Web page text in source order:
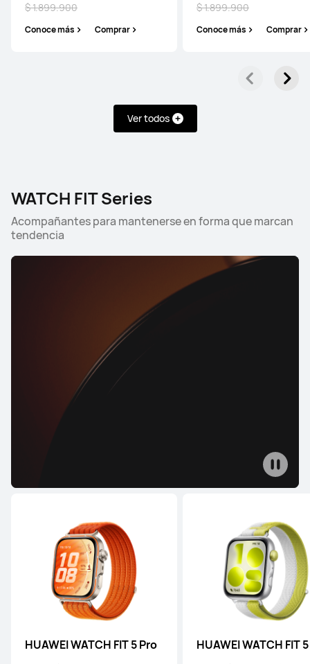
$ 1.899.900
Conoce más Comprar
$ 1.899.900
Conoce más Comprar
Ver todos
WATCH FIT Series
Acompañantes para mantenerse en forma que marcan
tendencia
HUAWEI WATCH FIT 5 Pro HUAWEI WATCH FIT 5
HUAWEI WATCH Ultimate 2
Comprar
$ 1.699.900
Conoce más
HUAWEI WATCH 3